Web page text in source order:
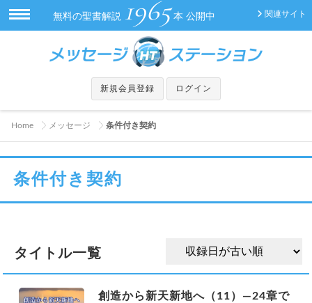
関連サイト
無料の聖書解説 1965 本 公開中
新規会員登録 ログイン
Home メッセージ 条件付き契約
条件付き契約
タイトル一覧
創造から新天新地へ（11）―24章で